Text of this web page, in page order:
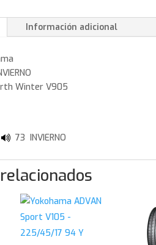
V
Información adicional
Winter V905
73 INVIERNO